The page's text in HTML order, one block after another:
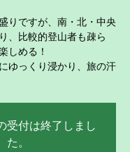
りですが、南・北・中央
、比較的登山者も疎ら
しめる！
ゆっくり浸かり、旅の汗
受付は終了しまし
た。